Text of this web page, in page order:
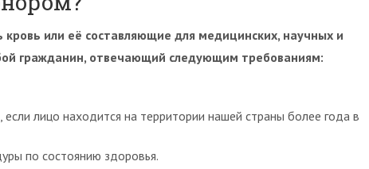
кровь или её составляющие для медицинских, научных и
гражданин, отвечающий следующим требованиям:
лицо находится на территории нашей страны более года в
по состоянию здоровья.